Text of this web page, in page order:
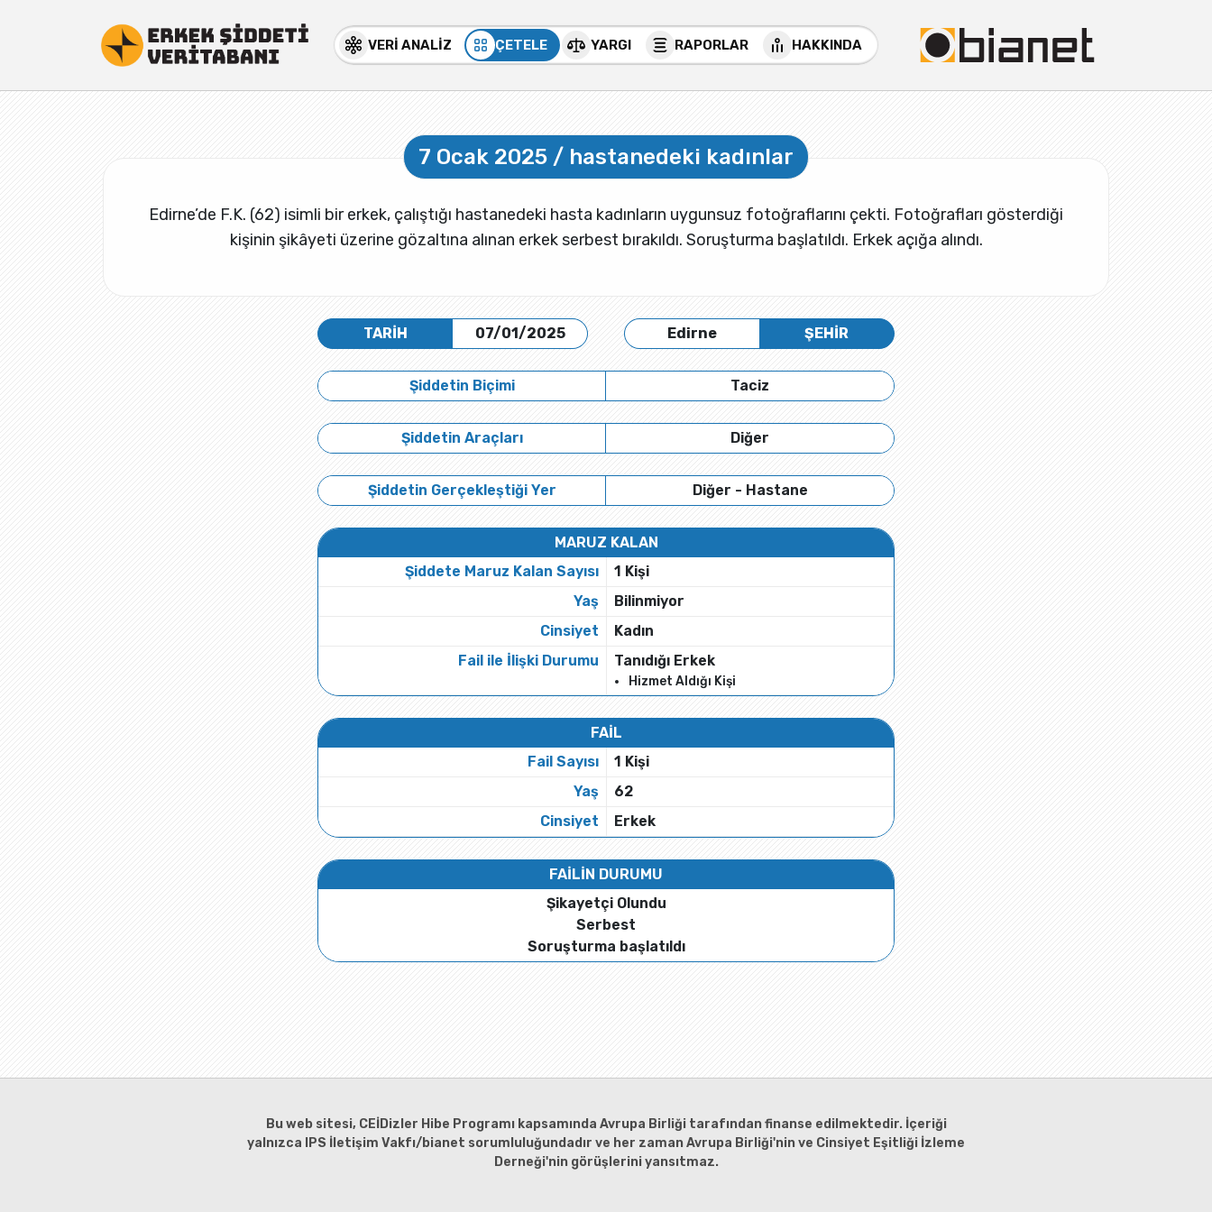
VERİ ANALİZ ÇETELE YARGI RAPORLAR HAKKINDA
7 Ocak 2025 / hastanedeki kadınlar
Edirne’de F.K. (62) isimli bir erkek, çalıştığı hastanedeki hasta kadınların uygunsuz fotoğraflarını çekti. Fotoğrafları gösterdiği
kişinin şikâyeti üzerine gözaltına alınan erkek serbest bırakıldı. Soruşturma başlatıldı. Erkek açığa alındı.
TARİH 07/01/2025 Edirne ŞEHİR
Şiddetin Biçimi Taciz
Şiddetin Araçları Diğer
Şiddetin Gerçekleştiği Yer Diğer - Hastane
MARUZ KALAN
Şiddete Maruz Kalan Sayısı
1 Kişi
Yaş
Bilinmiyor
Cinsiyet
Kadın
Fail ile İlişki Durumu
Tanıdığı Erkek
Hizmet Aldığı Kişi
FAİL
Fail Sayısı
1 Kişi
Yaş
62
Cinsiyet
Erkek
FAİLİN DURUMU
Şikayetçi Olundu
Serbest
Soruşturma başlatıldı
Bu web sitesi, CEİDizler Hibe Programı kapsamında Avrupa Birliği tarafından finanse edilmektedir. İçeriği
yalnızca IPS İletişim Vakfı/bianet sorumluluğundadır ve her zaman Avrupa Birliği'nin ve Cinsiyet Eşitliği İzleme
Derneği'nin görüşlerini yansıtmaz.